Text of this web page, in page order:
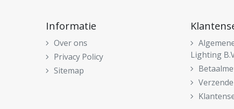
Informatie
Over ons
Privacy Policy
Sitemap
Lighting